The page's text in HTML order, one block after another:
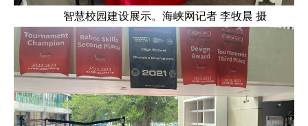
智慧校园建设展示。海峡网记者 李牧晨 摄